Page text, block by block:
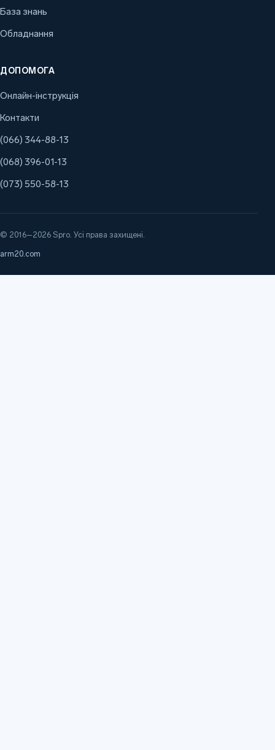
База знань
Обладнання
ДОПОМОГА
Онлайн-інструкція
Контакти
(066) 344-88-13
(068) 396-01-13
(073) 550-58-13
© 2016–2026 Spro. Усі права захищені.
arm20.com